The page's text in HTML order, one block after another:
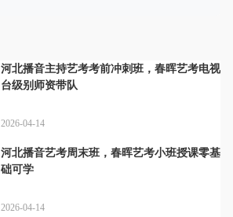
河北播音主持艺考考前冲刺班，春晖艺考电视
台级别师资带队
2026-04-14
河北播音艺考周末班，春晖艺考小班授课零基
础可学
2026-04-14